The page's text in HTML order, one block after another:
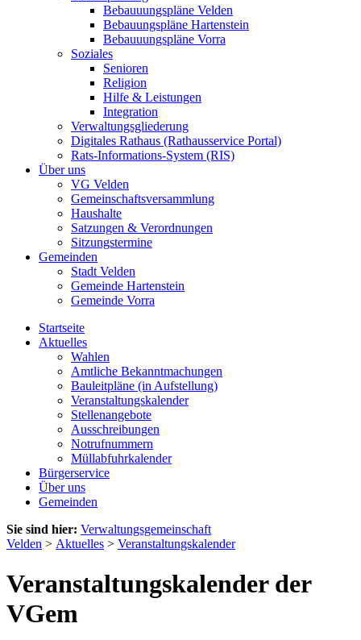
Bebauuungspläne Velden
Bebauungspläne Hartenstein
Bebauuungspläne Vorra
Soziales
Senioren
Religion
Hilfe & Leistungen
Integration
Verwaltungsgliederung
Digitales Rathaus (Rathausservice Portal)
Rats-Informations-System (RIS)
Über uns
VG Velden
Gemeinschaftsversammlung
Haushalte
Satzungen & Verordnungen
Sitzungstermine
Gemeinden
Stadt Velden
Gemeinde Hartenstein
Gemeinde Vorra
Startseite
Aktuelles
Wahlen
Amtliche Bekanntmachungen
Bauleitpläne (in Aufstellung)
Veranstaltungskalender
Stellenangebote
Ausschreibungen
Notrufnummern
Müllabfuhrkalender
Bürgerservice
Über uns
Gemeinden
Sie sind hier: Verwaltungsgemeinschaft
Velden > Aktuelles > Veranstaltungskalender
Veranstaltungskalender der
VGem